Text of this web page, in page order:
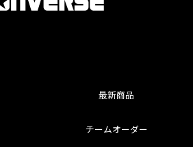
最新商品
チームオーダー